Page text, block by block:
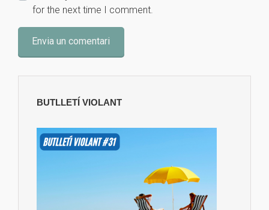
for the next time I comment.
BUTLLETÍ VIOLANT